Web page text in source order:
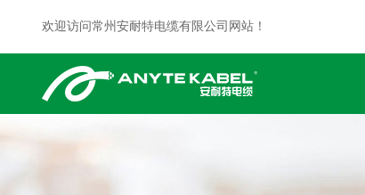
欢迎访问常州安耐特电缆有限公司网站！